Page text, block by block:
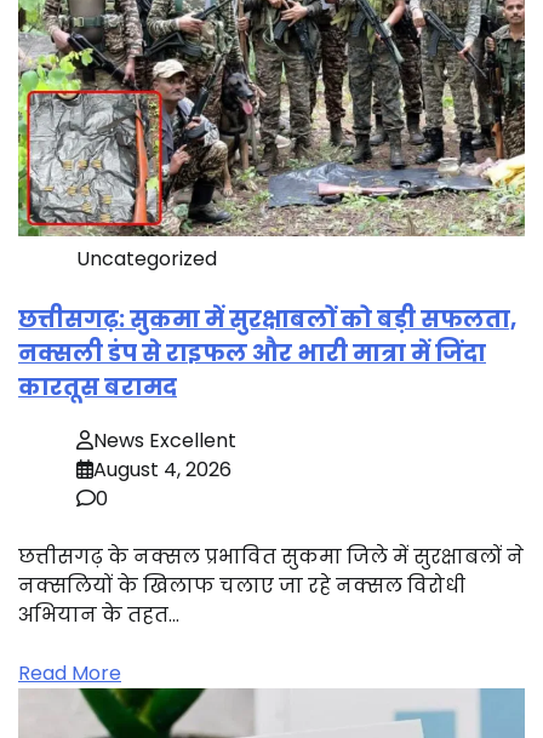
Uncategorized
छत्तीसगढ़: सुकमा में सुरक्षाबलों को बड़ी सफलता,
नक्सली डंप से राइफल और भारी मात्रा में जिंदा
कारतूस बरामद
News Excellent
August 4, 2026
0
छत्तीसगढ़ के नक्सल प्रभावित सुकमा जिले में सुरक्षाबलों ने
नक्सलियों के खिलाफ चलाए जा रहे नक्सल विरोधी
अभियान के तहत…
Read More